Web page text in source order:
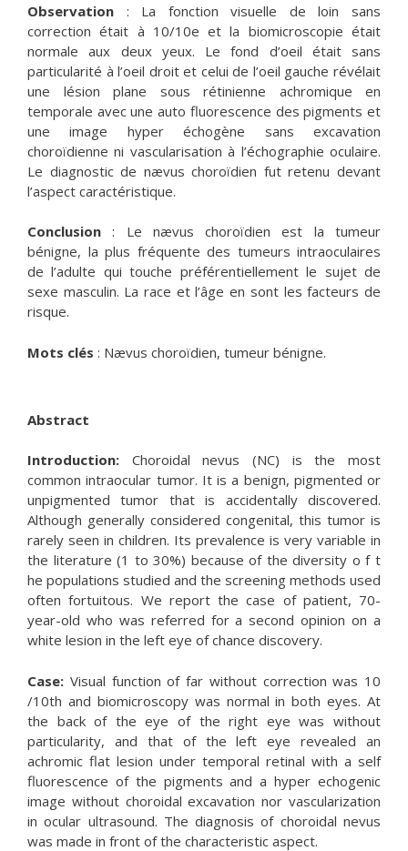
Observation : La fonction visuelle de loin sans
correction était à 10/10e et la biomicroscopie était
normale aux deux yeux. Le fond d’oeil était sans
particularité à l’oeil droit et celui de l’oeil gauche révélait
une lésion plane sous rétinienne achromique en
temporale avec une auto fluorescence des pigments et
une image hyper échogène sans excavation
choroïdienne ni vascularisation à l’échographie oculaire.
Le diagnostic de nævus choroïdien fut retenu devant
l’aspect caractéristique.
Conclusion : Le nævus choroïdien est la tumeur
bénigne, la plus fréquente des tumeurs intraoculaires
de l’adulte qui touche préférentiellement le sujet de
sexe masculin. La race et l’âge en sont les facteurs de
risque.
Mots clés : Nævus choroïdien, tumeur bénigne.
Abstract
Introduction: Choroidal nevus (NC) is the most
common intraocular tumor. It is a benign, pigmented or
unpigmented tumor that is accidentally discovered.
Although generally considered congenital, this tumor is
rarely seen in children. Its prevalence is very variable in
the literature (1 to 30%) because of the diversity o f t
he populations studied and the screening methods used
often fortuitous. We report the case of patient, 70-
year-old who was referred for a second opinion on a
white lesion in the left eye of chance discovery.
Case: Visual function of far without correction was 10
/10th and biomicroscopy was normal in both eyes. At
the back of the eye of the right eye was without
particularity, and that of the left eye revealed an
achromic flat lesion under temporal retinal with a self
fluorescence of the pigments and a hyper echogenic
image without choroidal excavation nor vascularization
in ocular ultrasound. The diagnosis of choroidal nevus
was made in front of the characteristic aspect.